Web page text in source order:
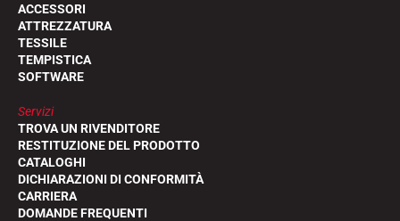
ACCESSORI
ATTREZZATURA
TESSILE
TEMPISTICA
SOFTWARE
Servizi
TROVA UN RIVENDITORE
RESTITUZIONE DEL PRODOTTO
CATALOGHI
DICHIARAZIONI DI CONFORMITÀ
CARRIERA
DOMANDE FREQUENTI